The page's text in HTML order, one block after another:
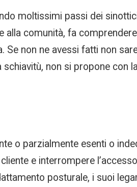
moltissimi passi dei
comunità, fa
non ne avessi fatti non
non si propone con
o parzialmente esenti o
e interrompere
posturale, i suoi